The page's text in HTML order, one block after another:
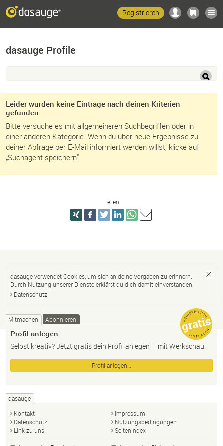
Registrieren
dasauge Profile
Leider wurden keine Einträge nach deinen Kriterien
gefunden.
Bitte versuche es mit allgemeineren Suchbegriffen oder in
einer anderen Kategorie. Wenn du über neue Ergebnisse zu
deiner Abfrage per E-Mail informiert werden willst, klicke auf
„Suchagent speichern“.
Teilen
dasauge verwendet Cookies, um sich an deine Vorgaben zu erinnern.
Durch Nutzung unserer Dienste erklärst du dich damit einverstanden.
Datenschutz
Mitmachen Abonnieren
Profil anlegen
Selbst kreativ? Jetzt gratis dein Profil anlegen – mit Werkschau!
Profil anlegen…
dasauge
Kontakt
Impressum
Datenschutz
Nutzungsbedingungen
Link zu uns
Seitenindex